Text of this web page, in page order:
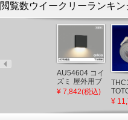
閲覧数ウイークリーランキン
AU54604 コイ
ズミ 屋外用ブ
ラケットライ
色） 下方照射
¥ 7,842(税込)
部品
¥